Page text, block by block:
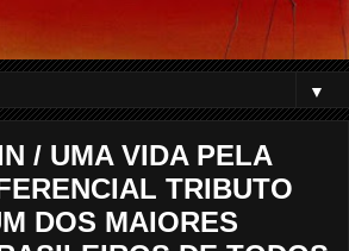
▼
/ UMA VIDA PELA
TRIBUTO
DOS MAIORES